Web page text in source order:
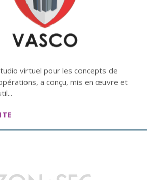
virtuel pour les concepts de
a conçu, mis en œuvre et